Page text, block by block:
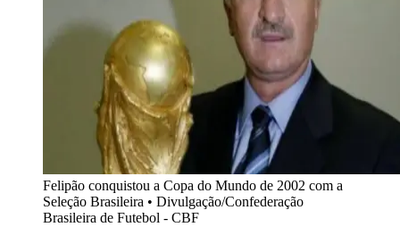
Felipão conquistou a Copa do Mundo de 2002 com a
Seleção Brasileira • Divulgação/Confederação
Brasileira de Futebol - CBF